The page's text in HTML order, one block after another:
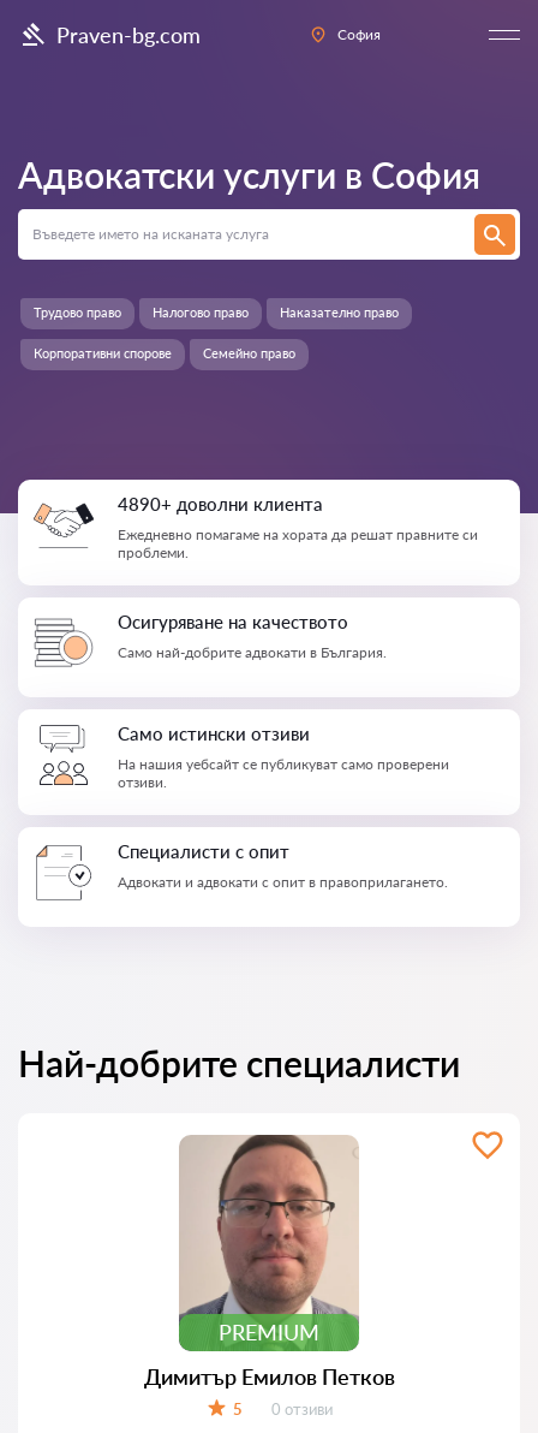
Praven-bg.com София
Адвокатски услуги в София
Семейно право
Трудово право Налогово право Наказателно право
Корпоративни спорове
4890+ доволни клиента
Ежедневно помагаме на хората да решат правните си
проблеми.
Осигуряване на качеството
Само най-добрите адвокати в България.
Само истински отзиви
На нашия уебсайт се публикуват само проверени
отзиви.
Специалисти с опит
Адвокати и адвокати с опит в правоприлагането.
Най-добрите специалисти
PREMIUM
Димитър Емилов Петков
5 Отзиви:
0 отзиви